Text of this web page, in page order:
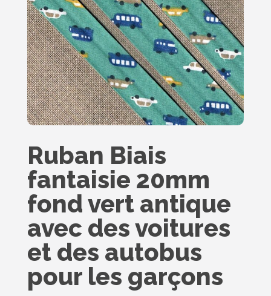
Ruban Biais
fantaisie 20mm
fond vert antique
avec des voitures
et des autobus
pour les garçons